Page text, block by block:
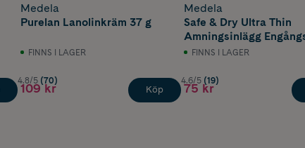
Medela
Purelan Lanolinkräm 37 g
FINNS I LAGER
4.8/5 (70)
109 kr Köp
Medela
Safe & Dry Ultra Thin
Amningsinlägg
60 st
FINNS I LAGER
4.6/5 (19)
75 kr